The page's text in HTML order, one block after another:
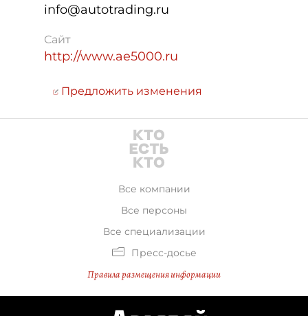
info@autotrading.ru
Сайт
http://www.ae5000.ru
Предложить изменения
Все компании
Все персоны
Все специализации
Пресс-досье
Правила размещения информации